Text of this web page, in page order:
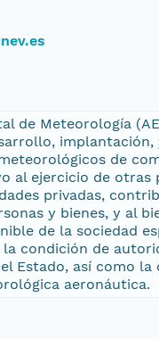
de Meteorología
implantación,
de
al ejercicio de otras
privadas,
y bienes, y al
de la sociedad
condición de
Estado, así como la
aeronáutica.